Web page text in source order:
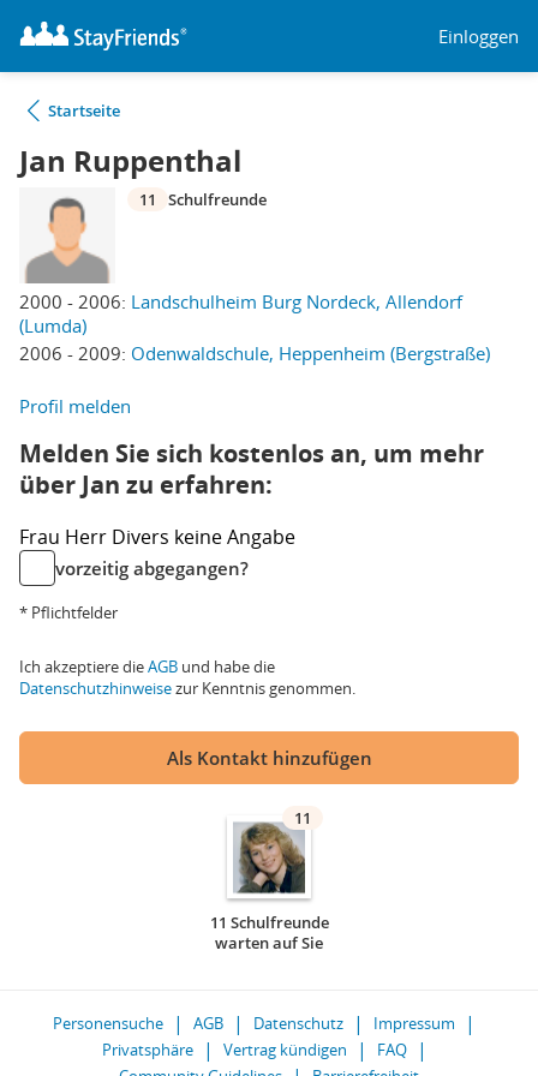
Einloggen
Startseite
Jan Ruppenthal
2000 - 2006: Landschulheim Burg Nordeck, Allendorf
(Lumda)
2006 - 2009: Odenwaldschule, Heppenheim (Bergstraße)
11 Schulfreunde
Profil melden
Melden Sie sich kostenlos an, um mehr
über Jan zu erfahren:
Frau Herr Divers keine Angabe
vorzeitig abgegangen?
* Pflichtfelder
Ich akzeptiere dieAGB und habe die
Datenschutzhinweisezur Kenntnis genommen.
Als Kontakt hinzufügen
11
11 Schulfreunde
warten auf Sie
Personensuche AGB Datenschutz
Impressum
Privatsphäre
Vertrag kündigen
FAQ